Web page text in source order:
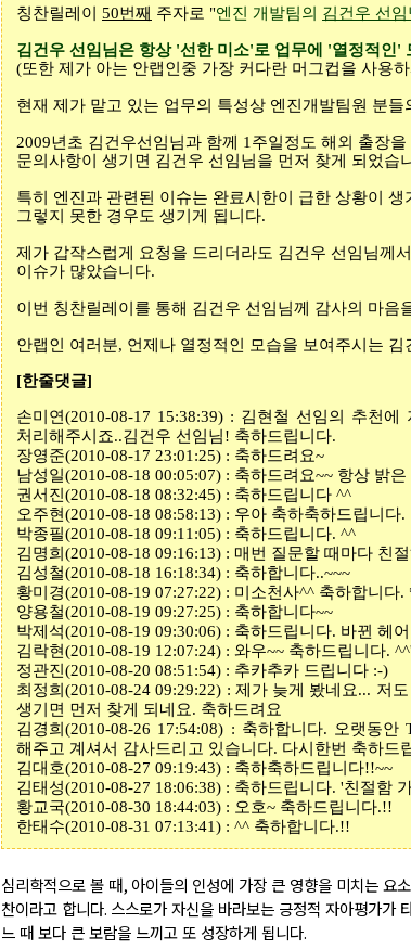
칭찬릴레이 50번째 주자로 "엔진 개발팀의 김건우 선임
김건우 선임님은 항상'선한 미소'로 업무에 '열정적인'
(또한 제가 아는 안랩인중 가장 커다란 머그컵을 사용
현재 제가 맡고 있는 업무의 특성상 엔진개발팀원 분
2009년초 김건우선임님과 함께 1 주일정도 해외 출장
문의사항이 생기면 김건우 선임님을 먼저 찾게 되었습
특히 엔진과 관련된 이슈는 완료시한이 급한 상황이 생
그렇지 못한 경우도 생기게 됩니다.
제가 갑작스럽게 요청을 드리더라도 김건우 선임님께
이슈가 많았습니다.
이번 칭찬릴레이를 통해 김건우 선임님께 감사의 마음
안랩인 여러분, 언제나 열정적인 모습을 보여주시는
[한줄댓글]
손미연(2010-08-17 15:38:39) : 김현철 선임의 추천에
처리해주시죠..김건우 선임님! 축하드립니다.
장영준(2010-08-17 23:01:25) : 축하드려요~
남성일(2010-08-18 00:05:07) : 축하드려요~~ 항상 밝
권서진 (2010-08-18 08:32:45) : 축하드립니다 ^^
오주현(2010-08-18 08:58:13) : 우아 축하축하드립니다.
박종필(2010-08-18 09:11:05) : 축하드립니다. ^^
김명희 (2010-08-18 09:16:13) : 매번 질문할 때마다 친
김성철(2010-08-18 16:18:34) : 축하합니다..~~~
황미경(2010-08-19 07:27:22) : 미소천사^^ 축하합니다.
양용철(2010-08-19 09:27:25) : 축하합니다~~
박제석(2010-08-19 09:30:06) : 축하드립니다. 바뀐 헤
김락현(2010-08-19 12:07:24) : 와우~~ 축하드립니다.
정관진 (2010-08-20 08:51:54) : 추카추카 드립니다 :-)
최정희 (2010-08-24 09:29:22) : 제가 늦게 봤네요... 저
생기면 먼저 찾게 되네요. 축하드려요
김경희 (2010-08-26 17:54:08) : 축하합니다. 오랫동안
해주고 계셔서 감사드리고 있습니다. 다시한번 축하드
김대호(2010-08-27 09:19:43) : 축하축하드립니다!!~~
김태성(2010-08-27 18:06:38) : 축하드립니다. '친절함
황교국(2010-08-30 18:44:03) : 오호~ 축하드립니다.!!
한태수(2010-08-31 07:13:41) : ^^ 축하합니다.!!
심리학적으로 볼 때, 아이들의 인성에 가장 큰 영향을 미치는 요
찬이라고 합니다. 스스로가 자신을 바라보는 긍정적 자아평가가
느 때 보다 큰 보람을 느끼고 또 성장하게 됩니다.